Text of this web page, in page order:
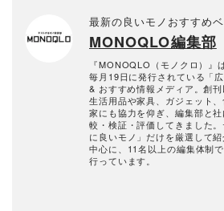
最新の良いモノおすすめ
MONOQLO編集部
『MONOQLO（モノクロ）』
毎月19日に発行されている「
& おすすめ情報メディア。創
生活用品や家具、ガジェット
家にも協力を仰ぎ、編集部と
較・検証・評価してきました
に良いモノ」だけを厳選して
中心に、11名以上の編集体制
行っています。